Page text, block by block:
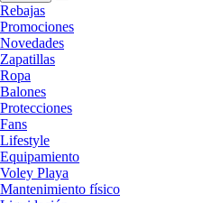
Rebajas
Promociones
Novedades
Zapatillas
Ropa
Balones
Protecciones
Fans
Lifestyle
Equipamiento
Voley Playa
Mantenimiento físico